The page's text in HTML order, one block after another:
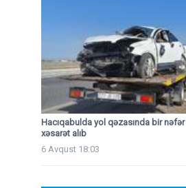
Hacıqabulda yol qəzasında bir
xəsarət alıb
6 Avqust 18:03